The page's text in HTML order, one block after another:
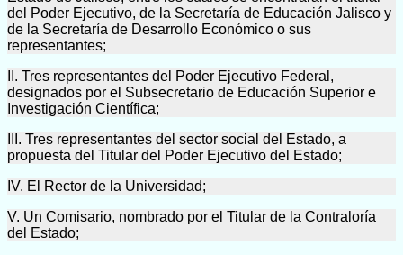
del Poder Ejecutivo, de la Secretaría de Educación Jalisco y
de la Secretaría de Desarrollo Económico o sus
representantes;
II. Tres representantes del Poder Ejecutivo Federal,
designados por el Subsecretario de Educación Superior e
Investigación Científica;
III. Tres representantes del sector social del Estado, a
propuesta del Titular del Poder Ejecutivo del Estado;
IV. El Rector de la Universidad;
V. Un Comisario, nombrado por el Titular de la Contraloría
del Estado;